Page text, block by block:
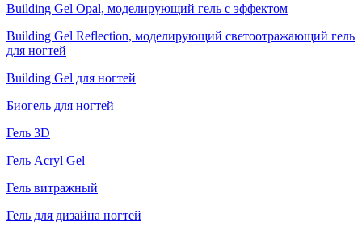
Building Gel Opal, моделирующий гель с эффектом
Building Gel Reflection, моделирующий светоотражающий гель
для ногтей
Building Gel для ногтей
Биогель для ногтей
Гель 3D
Гель Acryl Gel
Гель витражный
Гель для дизайна ногтей